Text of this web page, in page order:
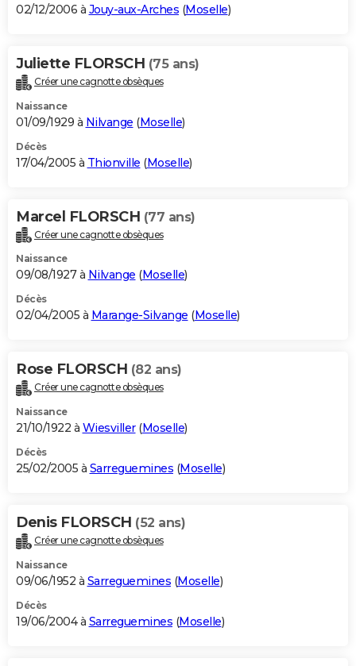
02/12/2006 à Jouy-aux-Arches (Moselle)
Juliette FLORSCH (75 ans)
Créer une cagnotte obsèques
Naissance
01/09/1929 à Nilvange (Moselle)
Décès
17/04/2005 à Thionville (Moselle)
Marcel FLORSCH (77 ans)
Créer une cagnotte obsèques
Naissance
09/08/1927 à Nilvange (Moselle)
Décès
02/04/2005 à Marange-Silvange (Moselle)
Rose FLORSCH (82 ans)
Créer une cagnotte obsèques
Naissance
21/10/1922 à Wiesviller(Moselle)
Décès
25/02/2005 à Sarreguemines (Moselle)
Denis FLORSCH (52 ans)
Créer une cagnotte obsèques
Naissance
09/06/1952 à Sarreguemines (Moselle)
Décès
19/06/2004 à Sarreguemines (Moselle)